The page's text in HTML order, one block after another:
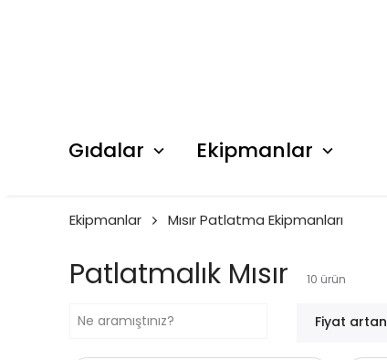
Gıdalar Ekipmanlar
Ekipmanlar Mısır Patlatma Ekipmanları
Patlatmalık Mısır 10 ürün
Fiyat artan